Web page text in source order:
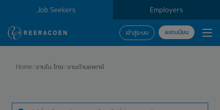
Job Seekers Employers
เข้าสู่ระบบ ลงทะเบียน
ประเภทธุรกิจ
Home/งานใน ไทย/งานด้านแพทย์